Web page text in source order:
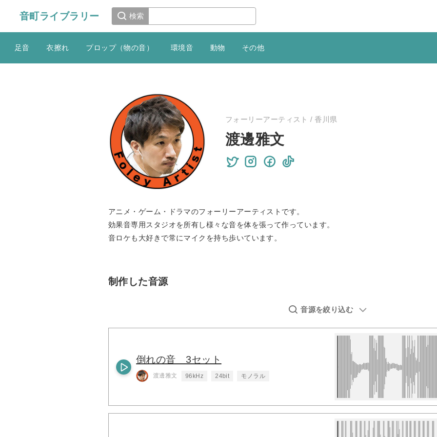
音町ライブラリー 検索
足音 衣擦れ プロップ（物の音） 環境音 動物 その他
フォーリーアーティスト / 香川県
渡邊雅文
アニメ・ゲーム・ドラマのフォーリーアーティストです。
効果音専用スタジオを所有し様々な音を体を張って作っています。
音ロケも大好きで常にマイクを持ち歩いています。
制作した音源
音源を絞り込む
倒れの音 3セット
渡邊雅文 96kHz 24bit モノラル